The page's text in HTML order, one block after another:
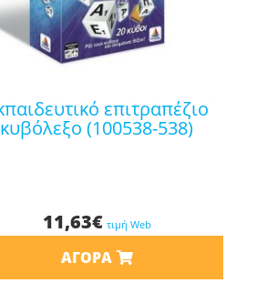
κυβόλεξο (100538-538)
11,63€ τιμή Web
ΑΓΟΡΆ